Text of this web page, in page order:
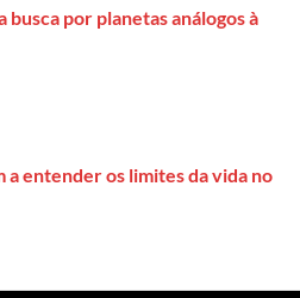
por planetas análogos à
entender os limites da vida no